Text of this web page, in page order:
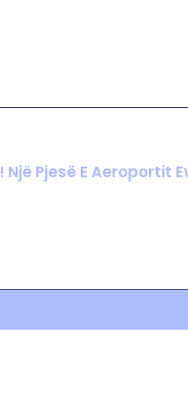
Pjesë E Aeroportit